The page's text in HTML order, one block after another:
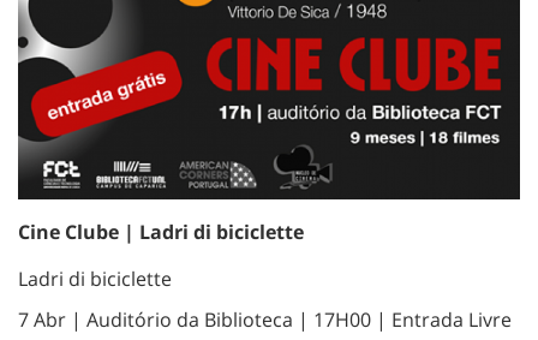
Cine Clube | Ladri di biciclette
Ladri di biciclette
7 Abr | Auditório da Biblioteca | 17H00 | Entrada Livre